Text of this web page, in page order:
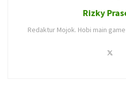
Rizky
Redaktur Mojok. Hobi main